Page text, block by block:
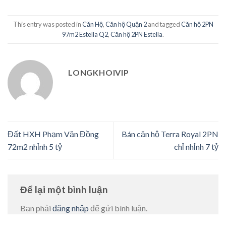
This entry was posted inCăn Hộ,Căn hộ Quận 2and taggedCăn hộ 2PN
97m2 Estella Q2,Căn hộ 2PN Estella.
LONGKHOIVIP
Đất HXH Phạm Văn Đồng
72m2 nhỉnh 5 tỷ
Bán căn hộ Terra Royal 2PN
chỉ nhỉnh 7 tỷ
Để lại một bình luận
Bạn phải đăng nhập để gửi bình luận.